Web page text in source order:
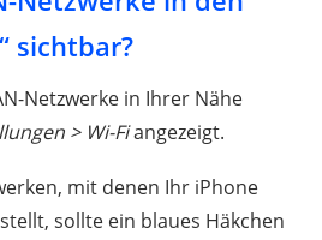
sichtbar?
Netzwerke in Ihrer Nähe
> Wi-Fiangezeigt.
mit denen Ihr iPhone
sollte ein blaues Häkchen